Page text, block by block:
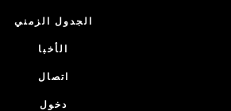
الجدول الزمني
الأخبا
اتصال
دخول